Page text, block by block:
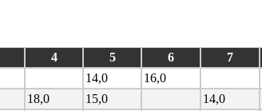
4 5 6 7
14,0 16,0
18,0 15,0 14,0